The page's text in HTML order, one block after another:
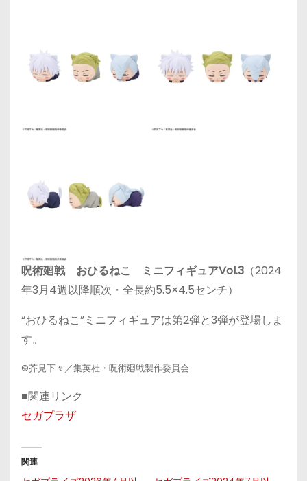
呪術廻戦 おひるねこ ミニフィギュアVol.3 （2024
年3月4週以降順次・全長約5.5×4.5センチ）
“おひるねこ”ミニフィギュアは第2弾と3弾が登場しま
す。
©芥見下々／集英社・呪術廻戦製作委員会
■関連リンク
セガプラザ
関連